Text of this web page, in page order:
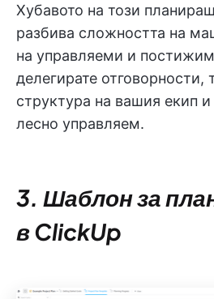
Хубавото на този
разбива сложността на
на управляеми и
делегирате отговорности,
структура на вашия екип
лесно управляем.
3. Шаблон за
в ClickUp